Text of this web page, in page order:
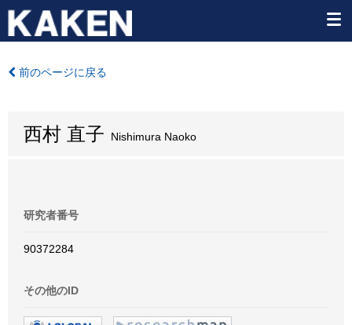
前のページに戻る
西村 直子 Nishimura Naoko
研究者番号
90372284
その他のID